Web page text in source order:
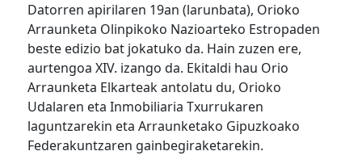
Datorren apirilaren 19an (larunbata), Orioko
Arraunketa Olinpikoko Nazioarteko Estropaden
beste edizio bat jokatuko da. Hain zuzen ere,
aurtengoa XIV. izango da. Ekitaldi hau Orio
Arraunketa Elkarteak antolatu du, Orioko
Udalaren eta Inmobiliaria Txurrukaren
laguntzarekin eta Arraunketako Gipuzkoako
Federakuntzaren gainbegiraketarekin.